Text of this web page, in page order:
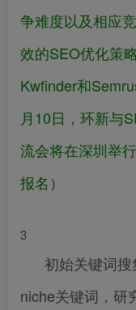
争难度以及相应
效的SEO优化策
Kwfinder和
月10日，环新与
流会将在深圳举
报名 ）
3
初始关键词
niche关键词，研